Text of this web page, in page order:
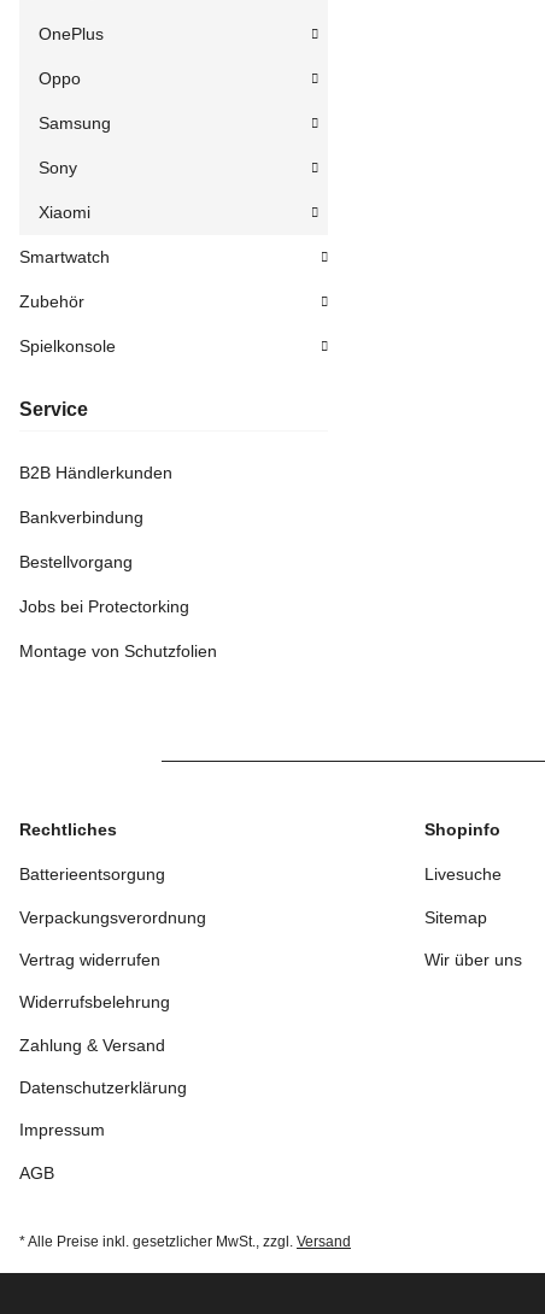
OnePlus
Oppo
Samsung
Sony
Xiaomi
Smartwatch
Zubehör
Spielkonsole
Service
B2B Händlerkunden
Bankverbindung
Bestellvorgang
Jobs bei Protectorking
Montage von Schutzfolien
Rechtliches
Batterieentsorgung
Verpackungsverordnung
Vertrag widerrufen
Widerrufsbelehrung
Zahlung & Versand
Datenschutzerklärung
Impressum
AGB
Shopinfo
Livesuche
Sitemap
Wir über uns
* Alle Preise inkl. gesetzlicher MwSt., zzgl. Versand